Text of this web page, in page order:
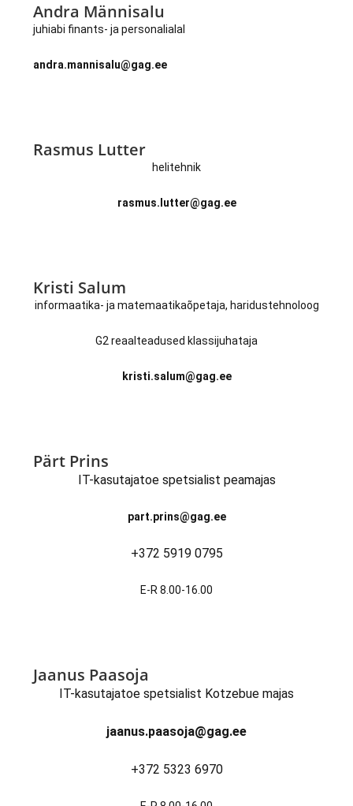
Andra Männisalu
juhiabi finants- ja personalialal
andra.mannisalu@gag.ee
Rasmus Lutter
helitehnik
rasmus.lutter@gag.ee
Kristi Salum
informaatika- ja matemaatikaõpetaja, haridustehnoloog
G2 reaalteadused klassijuhataja
kristi.salum@gag.ee
Pärt Prins
IT-kasutajatoe spetsialist peamajas
part.prins@gag.ee
+372 5919 0795
E-R 8.00-16.00
Jaanus Paasoja
IT-kasutajatoe spetsialist Kotzebue majas
jaanus.paasoja@gag.ee
+372 5323 6970